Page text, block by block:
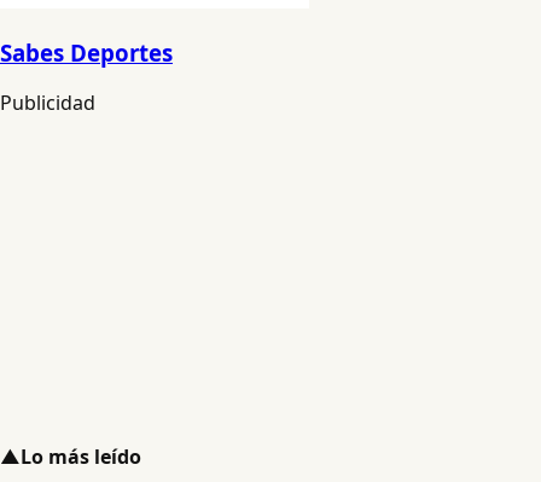
Sabes Deportes
Publicidad
▲Lo más leído